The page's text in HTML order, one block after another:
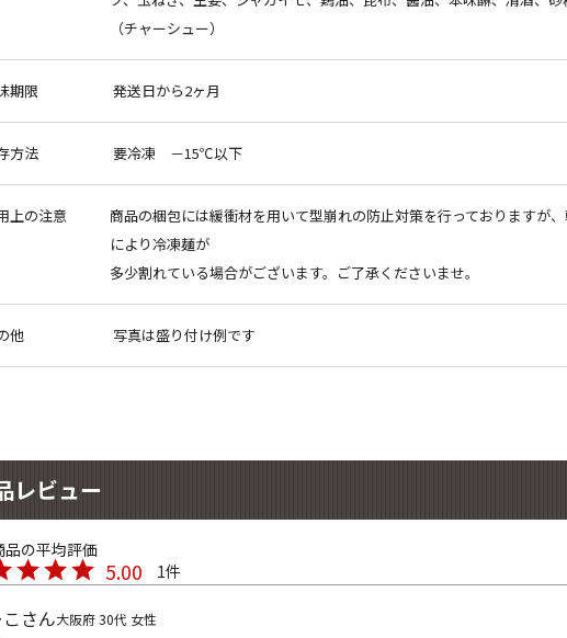
（チャーシュー）
期限 発送日から2ヶ月
方法 要冷凍 －15℃以下
上の注意
商品の梱包には緩衝材を用いて型崩れの防止対策を行っておりますが
により冷凍麺が
多少割れている場合がございます。ご了承くださいませ。
他 写真は盛り付け例です
レビュー
5.00 1
大阪府30代 女性